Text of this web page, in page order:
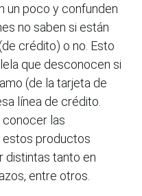
un poco y confunden
no saben si están
crédito) o no. Esto
que desconocen si
(de la tarjeta de
línea de crédito.
conocer las
estos productos
distintas tanto en
entre otros.